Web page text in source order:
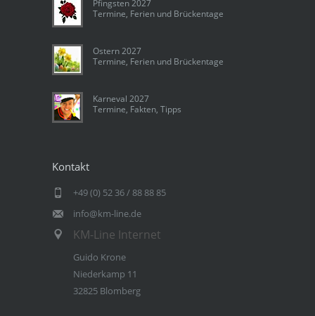
Pfingsten 2027
Termine, Ferien und Brückentage
Ostern 2027
Termine, Ferien und Brückentage
Karneval 2027
Termine, Fakten, Tipps
Kontakt
+49 (0) 52 36 / 88 88 85
info@km-line.de
KM-Line Internet
Guido Krone
Niederkamp 11
32825 Blomberg